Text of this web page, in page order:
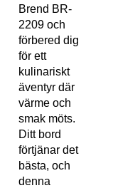
Brend BR-
2209 och
förbered dig
för ett
kulinariskt
äventyr där
värme och
smak möts.
Ditt bord
förtjänar det
bästa, och
denna